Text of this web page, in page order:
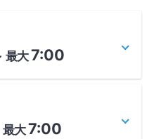
最大7:00
最大7:00